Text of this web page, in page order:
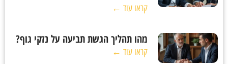
קראו עוד ←
מהו תהליך הגשת תביעה על נזקי גוף?
קראו עוד ←